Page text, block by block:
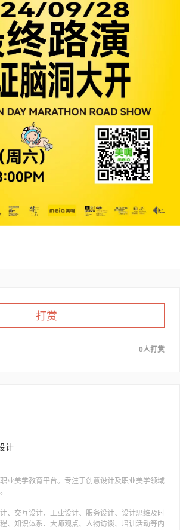
打赏
0人打赏
计
业美学教育平台。专注于创意设计及职业美学领域
、交互设计、工业设计、服务设计、设计思维及时
、知识体系、大师观点、人物访谈、培训活动等内